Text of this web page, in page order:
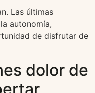
Las últimas
autonomía,
de disfrutar de
dolor de